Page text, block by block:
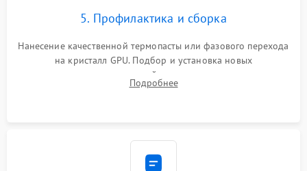
5. Профилактика и сборка
Нанесение качественной термопасты или фазового перехода
на кристалл GPU. Подбор и установка новых
термопрокладок правильной толщины на память и цепи
питания. Монтаж радиатора и бэкплейта, подключение и
Подробнее